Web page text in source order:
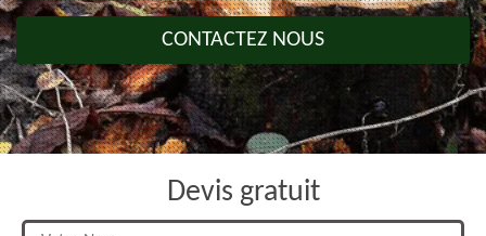
CONTACTEZ NOUS
Devis gratuit